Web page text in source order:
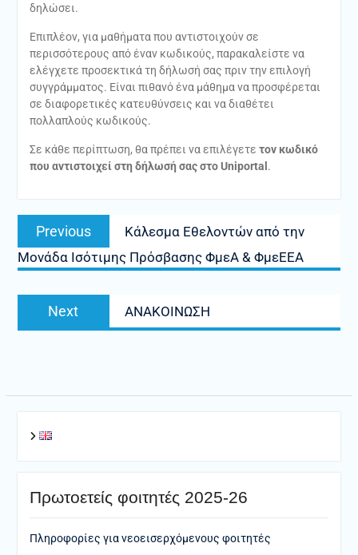
δηλώσει.
Επιπλέον, για μαθήματα που αντιστοιχούν σε
περισσότερους από έναν κωδικούς, παρακαλείστε να
ελέγχετε προσεκτικά τη δήλωσή σας πριν την επιλογή
συγγράμματος. Είναι πιθανό ένα μάθημα να προσφέρεται
σε διαφορετικές κατευθύνσεις και να διαθέτει
πολλαπλούς κωδικούς.
Σε κάθε περίπτωση, θα πρέπει να επιλέγετε τον κωδικό
που αντιστοιχεί στη δήλωσή σας στο Uniportal.
Πλοήγηση
άρθρων
Previous
Previous
post:
Κάλεσμα Εθελοντών από την
Μονάδα Ισότιμης Πρόσβασης ΦμεΑ & ΦμεΕΕΑ
Next
post:
ΑΝΑΚΟΙΝΩΣΗ
Πρωτοετείς φοιτητές 2025-26
Πληροφορίες για νεοεισερχόμενους φοιτητές